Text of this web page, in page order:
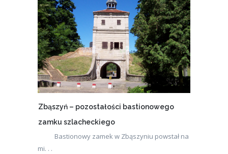
Zbąszyń – pozostałości bastionowego
zamku szlacheckiego
Bastionowy zamek w Zbąszyniu powstał na
mi. . .